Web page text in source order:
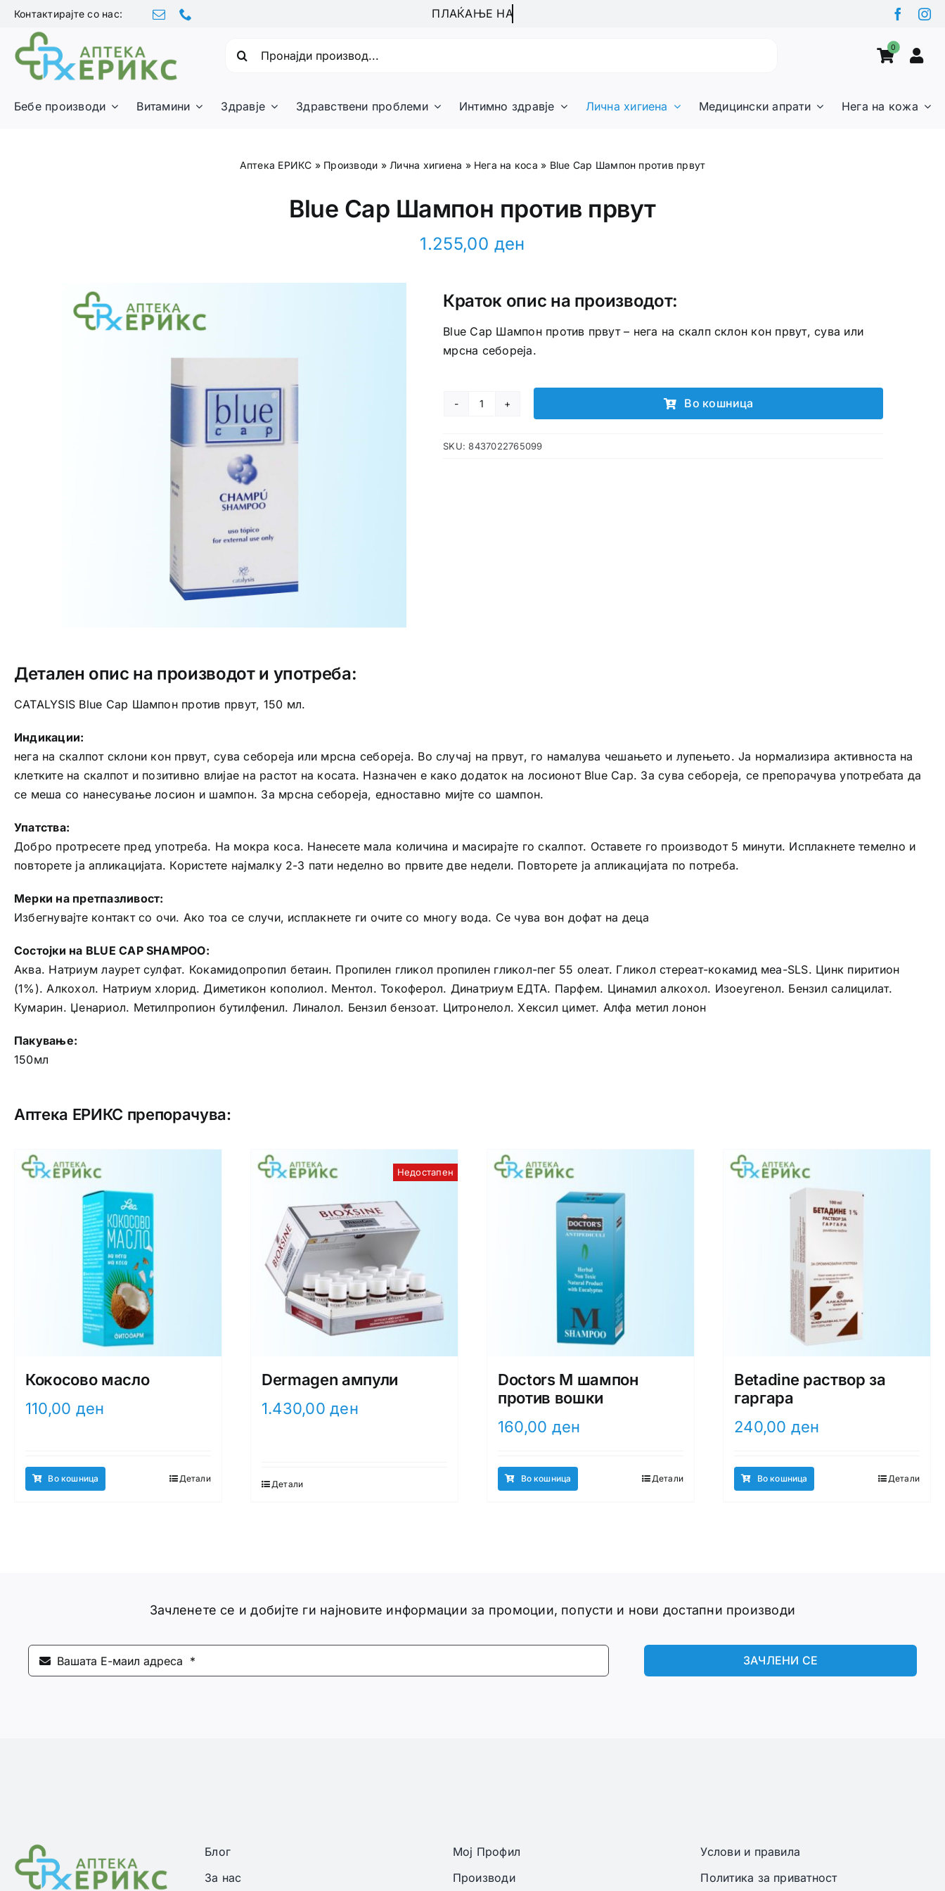
Skip
content
Контактирајте со нас:
0
Бебе производи Витамини Здравје Здравствени проблеми Интимно здравје Лична хигиена Медицински апрати Нега на кожа
Аптека ЕРИКС » Производи » Лична хигиена » Нега на коса » Blue Cap Шампон против првут
Blue Cap Шампон против првут
1.255,00 ден
Краток опис на производот:
Blue Cap Шампон против првут – нега на скалп склон кон првут, сува или
мрсна себореја.
Blue
Шампон
Во кошница
SKU:8437022765099
Детален опис на производот и употреба:
CATALYSIS Blue Cap Шампон против првут, 150 мл.
Индикации:
нега на скалпот склони кон првут, сува себореја или мрсна себореја. Во случај на првут, го намалува чешањето и лупењето. Ја нормализира активноста на
клетките на скалпот и позитивно влијае на растот на косата. Назначен е како додаток на лосионот Blue Cap. За сува себореја, се препорачува употребата да
се меша со нанесување лосион и шампон. За мрсна себореја, едноставно мијте со шампон.
Упатства:
Добро протресете пред употреба. На мокра коса. Нанесете мала количина и масирајте го скалпот. Оставете го производот 5 минути. Исплакнете темелно и
повторете ја апликацијата. Користете најмалку 2-3 пати неделно во првите две недели. Повторете ја апликацијата по потреба.
Мерки на претпазливост:
Избегнувајте контакт со очи. Ако тоа се случи, исплакнете ги очите со многу вода. Се чува вон дофат на деца
Состојки на BLUE CAP SHAMPOO:
Аква. Натриум лаурет сулфат. Кокамидопропил бетаин. Пропилен гликол пропилен гликол-пег 55 олеат. Гликол стереат-кокамид меа-SLS. Цинк пиритион
(1%). Алкохол. Натриум хлорид. Диметикон кополиол. Ментол. Токоферол. Динатриум ЕДТА. Парфем. Цинамил алкохол. Изоеугенол. Бензил салицилат.
Кумарин. Џенариол. Метилпропион бутилфенил. Линалол. Бензил бензоат. Цитронелол. Хексил цимет. Алфа метил лонон
Пакување:
150мл
Аптека ЕРИКС препорачува:
Кокосово масло
110,00 ден
Во кошница Детали
Недостапен
Dermagen ампули
1.430,00ден
Детали
Doctors M шампон
против вошки
160,00 ден
Во кошница Детали
Betadine раствор за
гаргара
240,00 ден
Во кошница Детали
Зачленете се и добијте ги најновите информации за промоции, попусти и нови достапни производи
ЗАЧЛЕНИ СЕ
Блог
За нас
Мој Профил
Производи
Услови и правила
Политика за приватност